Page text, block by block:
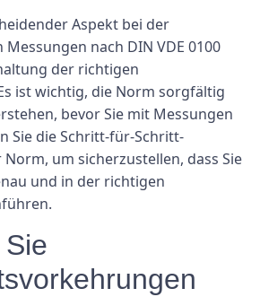
Aspekt bei der
nach DIN VDE 0100
der richtigen
ist wichtig, die Norm sorgfältig
bevor Sie mit Messungen
Sie die Schritt-für-Schritt-
um sicherzustellen, dass Sie
und in der richtigen